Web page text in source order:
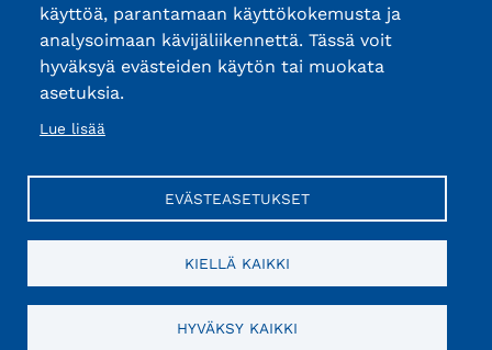
käyttöä, parantamaan käyttökokemusta ja
analysoimaan kävijäliikennettä. Tässä voit
hyväksyä evästeiden käytön tai muokata
asetuksia.
Lue lisää
EVÄSTEASETUKSET
KIELLÄ KAIKKI
HYVÄKSY KAIKKI